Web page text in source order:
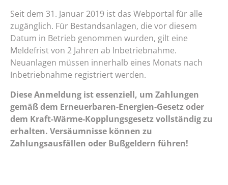
Seit dem 31. Januar 2019 ist das Webportal für alle
zugänglich. Für Bestandsanlagen, die vor diesem
Datum in Betrieb genommen wurden, gilt eine
Meldefrist von 2 Jahren ab Inbetriebnahme.
Neuanlagen müssen innerhalb eines Monats nach
Inbetriebnahme registriert werden.
Diese Anmeldung ist essenziell, um Zahlungen
gemäß dem Erneuerbaren-Energien-Gesetz oder
dem Kraft-Wärme-Kopplungsgesetz vollständig zu
erhalten. Versäumnisse können zu
Zahlungsausfällen oder Bußgeldern führen!